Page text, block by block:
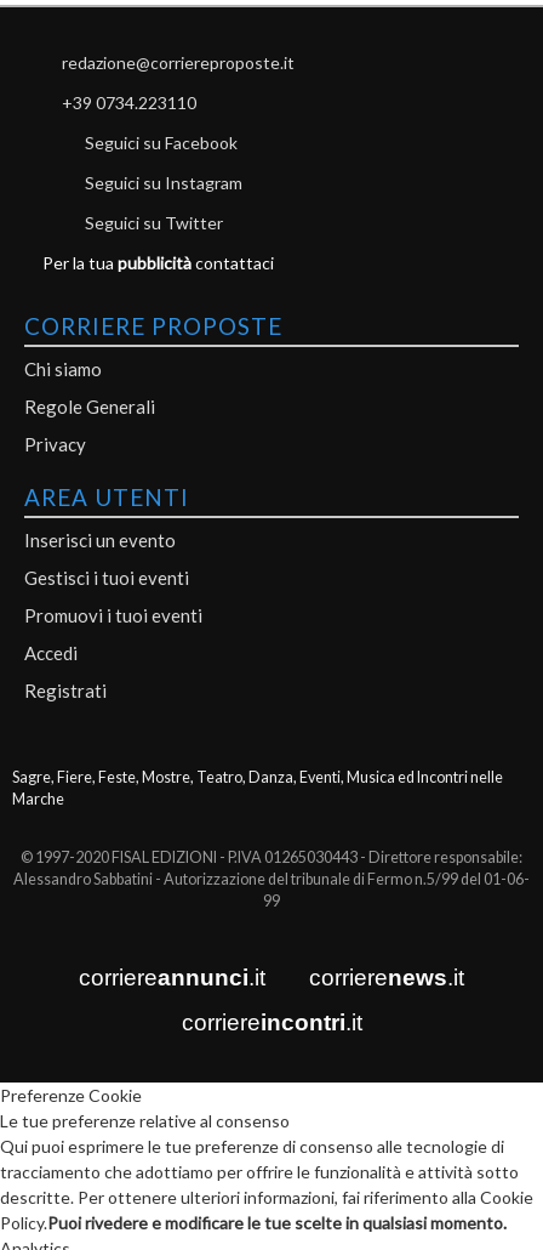
redazione@corriereproposte.it
+39 0734.223110
Seguici su Facebook
Seguici su Instagram
Seguici su Twitter
Per la tua pubblicitàcontattaci
CORRIERE PROPOSTE
Chi siamo
Regole Generali
Privacy
AREA UTENTI
Inserisci un evento
Gestisci i tuoi eventi
Promuovi i tuoi eventi
Accedi
Registrati
Sagre, Fiere, Feste, Mostre, Teatro, Danza, Eventi, Musica ed Incontri nelle
Marche
© 1997-2020 FISAL EDIZIONI - P.IVA 01265030443 - Direttore responsabile:
Alessandro Sabbatini - Autorizzazione del tribunale di Fermo n.5/99 del 01-06-
99
corriereannunci.it corrierenews.it
corriereincontri.it
Preferenze Cookie
Le tue preferenze relative al consenso
Qui puoi esprimere le tue preferenze di consenso alle tecnologie di
tracciamento che adottiamo per offrire le funzionalità e attività sotto
descritte. Per ottenere ulteriori informazioni, fai riferimento alla Cookie
Policy.Puoi rivedere e modificare le tue scelte in qualsiasi momento.